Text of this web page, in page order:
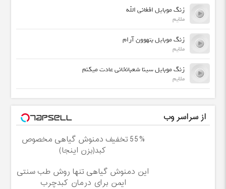
زنگ موبایل افغانی الله
ملایم
زنگ موبایل بتهوون آرام
ملایم
زنگ موبایل سینا شعبانخانی عادت میکنم
ملایم
از سراسر وب
55% تخفیف دمنوش گیاهی مخصوص
کبد(بزن اینجا)
این دمنوش گیاهی تنها روش طب سنتی
ایمن برای درمان کبدچرب